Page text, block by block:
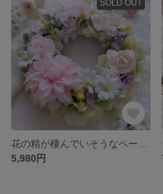
SOLD OUT
5,980円